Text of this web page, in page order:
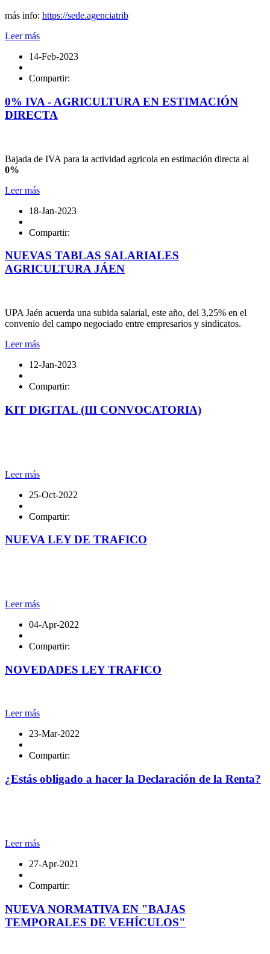
más info: https://sede.agenciatrib
Leer más
14-Feb-2023
Compartir:
0% IVA - AGRICULTURA EN ESTIMACIÓN
DIRECTA
Bajada de IVA para la actividad agricola en estimación directa al
0%
Leer más
18-Jan-2023
Compartir:
NUEVAS TABLAS SALARIALES
AGRICULTURA JÁEN
UPA Jaén acuerda una subida salarial, este año, del 3,25% en el
convenio del campo negociado entre empresarios y sindicatos.
Leer más
12-Jan-2023
Compartir:
KIT DIGITAL (III CONVOCATORIA)
Leer más
25-Oct-2022
Compartir:
NUEVA LEY DE TRAFICO
Leer más
04-Apr-2022
Compartir:
NOVEDADES LEY TRAFICO
Leer más
23-Mar-2022
Compartir:
¿Estás obligado a hacer la Declaración de la Renta?
Leer más
27-Apr-2021
Compartir:
NUEVA NORMATIVA EN "BAJAS
TEMPORALES DE VEHÍCULOS"